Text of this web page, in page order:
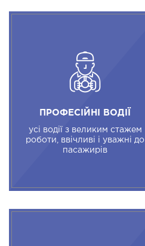
ПРОФЕСІЙНІ ВОДІЇ
усі водії з великим стажем
роботи, ввічливі і уважні до
пасажирів